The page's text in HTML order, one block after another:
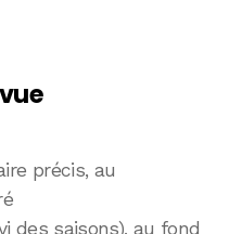
précis, au
des saisons), au fond